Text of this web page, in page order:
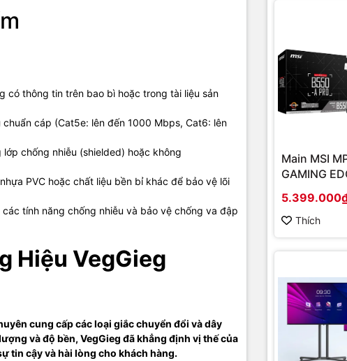
có thông tin trên bao bì hoặc trong tài liệu sản
chuẩn cáp (Cat5e: lên đến 1000 Mbps, Cat6: lên
chống nhiễu (shielded) hoặc không
PVC hoặc chất liệu bền bỉ khác để bảo vệ lõi
tính năng chống nhiễu và bảo vệ chống va đập
Hiệu VegGieg
cung cấp các loại giắc chuyển đổi và dây
và độ bền, VegGieg đã khẳng định vị thế của
tin cậy và hài lòng cho khách hàng.
Main MSI
GAMING
Socket AM4/
onboard)
Thích
Cậy: VegGieg cam kết mang lại những giải pháp kết nối ổn định và tin
dùng yên tâm sử dụng.
Sản Phẩm: Với một loạt các sản phẩm đa dạng, VegGieg đáp ứng
Phẩm Chủ Lực
cung cấp các loại giắc chuyển đổi đa dạng, từ giắc chuyển HDMI,
chuyển âm thanh và nhiều loại giắc chuyển khác. Những sản phẩm
dễ dàng giữa các thiết bị, mang lại trải nghiệm liền mạch cho người dùng.
nổi tiếng với các loại dây cáp chất lượng cao như cáp HDMI, cáp
và cáp âm thanh. Mỗi sản phẩm đều được thiết kế với tiêu chuẩn cao,
HDMI
HDMI của VegGieg hỗ trợ độ phân giải cao, bao gồm cả 4K và 8K, mang
nét và âm thanh trung thực. Đây là lựa chọn hoàn hảo cho các thiết bị giải